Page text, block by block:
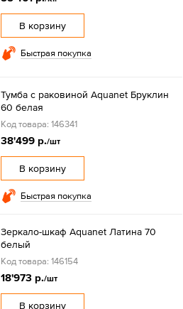
В корзину
Быстрая покупка
Тумба с раковиной Aquanet Бруклин
60 белая
Код товара: 146341
38'499 р./шт
В корзину
Быстрая покупка
Зеркало-шкаф Aquanet Латина 70
белый
Код товара: 146154
18'973 р./шт
В корзину